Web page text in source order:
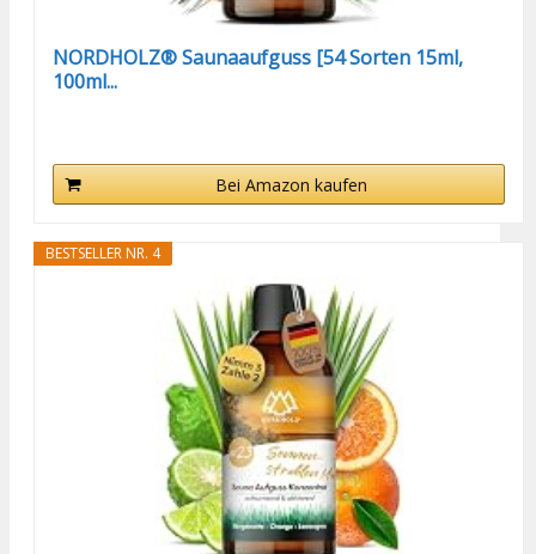
NORDHOLZ® Saunaaufguss [54 Sorten 15ml,
100ml...
Bei Amazon kaufen
BESTSELLER NR. 4